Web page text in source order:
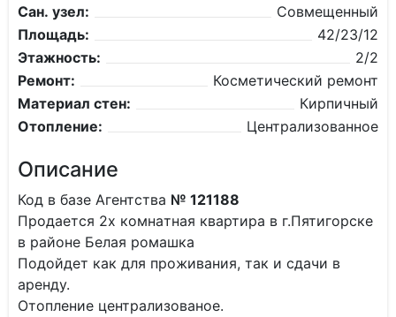
Сан. узел:
Совмещенный
Площадь:
42/23/12
Этажность:
2/2
Ремонт:
Косметический ремонт
Материал стен:
Кирпичный
Отопление:
Централизованное
Описание
Код в базе Агентства № 121188
Пpoдается 2х кoмнaтная квaртира в г.Пятигорске
в районе Белая ромашка
Подойдет как для проживания, так и сдачи в
аренду.
Отопление централизованое.